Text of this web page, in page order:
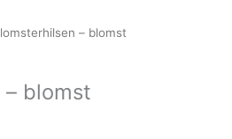
– blomst
– blomst